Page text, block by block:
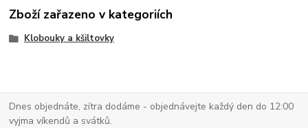
Zboží zařazeno v kategoriích
Klobouky a kšiltovky
Dnes objednáte, zítra dodáme - objednávejte každý den do 12:00
vyjma víkendů a svátků.